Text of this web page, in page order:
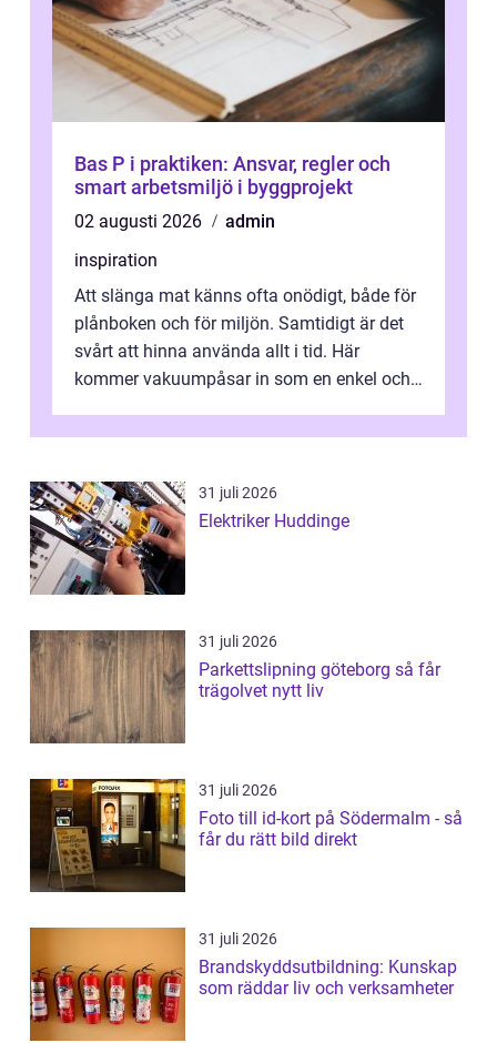
Bas P i praktiken: Ansvar, regler och
smart arbetsmiljö i byggprojekt
02 augusti 2026
admin
inspiration
Att slänga mat känns ofta onödigt, både för
plånboken och för miljön. Samtidigt är det
svårt att hinna använda allt i tid. Här
kommer vakuumpåsar in som en enkel och
31 juli 2026
Elektriker Huddinge
31 juli 2026
Parkettslipning göteborg så får
trägolvet nytt liv
31 juli 2026
Foto till id-kort på Södermalm - så
får du rätt bild direkt
31 juli 2026
Brandskyddsutbildning: Kunskap
som räddar liv och verksamheter